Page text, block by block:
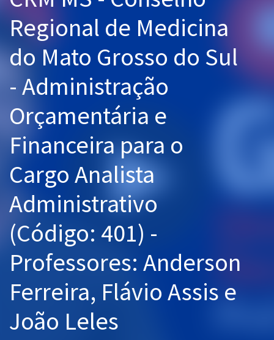
Graduação
Mentorias
Questões grátis
Conteúdo gratuito
Blog
Aprovados
Atendimento
Regional de Medicina
do Mato Grosso do Sul
- Administração
Orçamentária e
Financeira para o
Cargo Analista
Administrativo
(Código: 401) -
Professores: Anderson
Ferreira, Flávio Assis e
João Leles